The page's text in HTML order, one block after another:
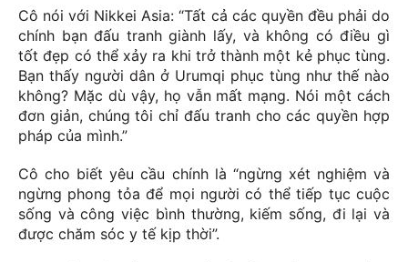
Cô nói với Nikkei Asia: “Tất cả các quyền đều phải do
chính bạn đấu tranh giành lấy, và không có điều gì
tốt đẹp có thể xảy ra khi trở thành một kẻ phục tùng.
Bạn thấy người dân ở Urumqi phục tùng như thế nào
không? Mặc dù vậy, họ vẫn mất mạng. Nói một cách
đơn giản, chúng tôi chỉ đấu tranh cho các quyền hợp
pháp của mình.”
Cô cho biết yêu cầu chính là “ngừng xét nghiệm và
ngừng phong tỏa để mọi người có thể tiếp tục cuộc
sống và công việc bình thường, kiếm sống, đi lại và
được chăm sóc y tế kịp thời”.